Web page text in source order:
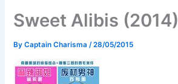
Sweet Alibis (2014)
ByCaptain Charisma /28/05/2015